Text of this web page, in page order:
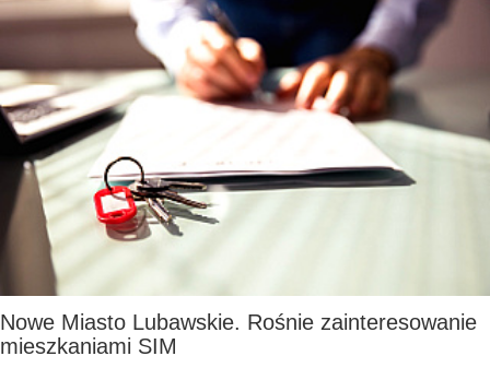
Nowe Miasto Lubawskie. Rośnie zainteresowanie
mieszkaniami SIM